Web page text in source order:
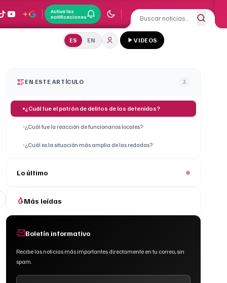
Activa las
notificaciones
ES EN VIDEOS
EN ESTE ARTÍCULO 3
¿Cuál fue el patrón de delitos de los detenidos?
¿Cuál fue la reacción de funcionarios locales?
¿Cuál es la situación más amplia de las redadas?
Lo último
Más leídas
Boletín informativo
Recibe las noticias más importantes directamente en tu correo, sin
spam.